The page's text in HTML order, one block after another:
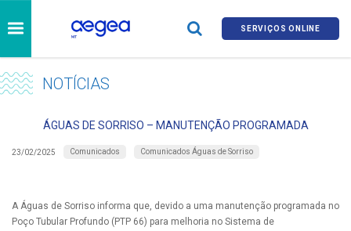
SERVIÇOS ONLINE
NOTÍCIAS
ÁGUAS DE SORRISO – MANUTENÇÃO PROGRAMADA
23/02/2025 Comunicados Comunicados Águas de Sorriso
A Águas de Sorriso informa que, devido a uma manutenção programada no
Poço Tubular Profundo (PTP 66) para melhoria no Sistema de